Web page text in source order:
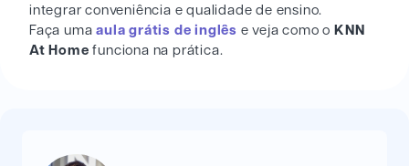
integrar conveniência e qualidade de ensino.
Faça umaaula grátis de inglês e veja como o KNN
At Home funciona na prática.